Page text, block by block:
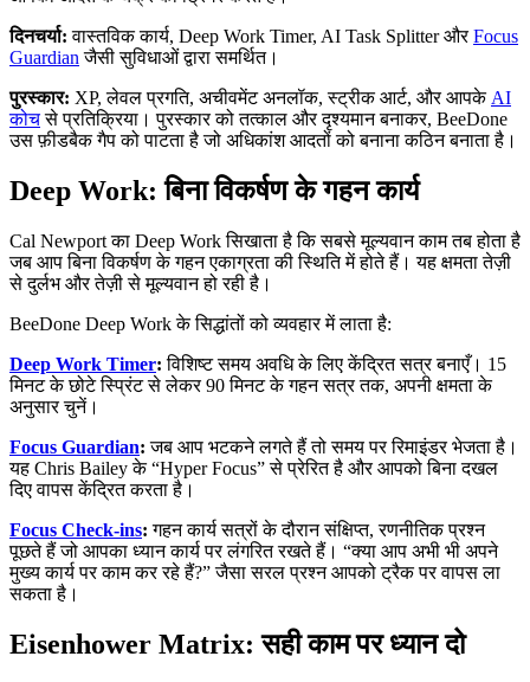
दिनचर्या: वास्तविक कार्य, Deep Work Timer, AI Task Splitter औरFocus
Guardian जैसी सुविधाओं द्वारा समर्थित।
पुरस्कार: XP, लेवल प्रगति, अचीवमेंट अनलॉक, स्ट्रीक आर्ट, और आपके AI
कोचसे प्रतिक्रिया। पुरस्कार को तत्काल और दृश्यमान बनाकर, BeeDone
उस फ़ीडबैक गैप को पाटता है जो अधिकांश आदतों को बनाना कठिन बनाता है।
Deep Work: बिना विकर्षण के गहन कार्य
Cal Newport का Deep Work सिखाता है कि सबसे मूल्यवान काम तब होता है
जब आप बिना विकर्षण के गहन एकाग्रता की स्थिति में होते हैं। यह क्षमता तेज़ी
से दुर्लभ और तेज़ी से मूल्यवान हो रही है।
BeeDone Deep Work के सिद्धांतों को व्यवहार में लाता है:
Deep Work Timer: विशिष्ट समय अवधि के लिए केंद्रित सत्र बनाएँ। 15
मिनट के छोटे स्प्रिंट से लेकर 90 मिनट के गहन सत्र तक, अपनी क्षमता के
अनुसार चुनें।
Focus Guardian: जब आप भटकने लगते हैं तो समय पर रिमाइंडर भेजता है।
यह Chris Bailey के “Hyper Focus” से प्रेरित है और आपको बिना दखल
दिए वापस केंद्रित करता है।
Focus Check-ins: गहन कार्य सत्रों के दौरान संक्षिप्त, रणनीतिक प्रश्न
पूछते हैं जो आपका ध्यान कार्य पर लंगरित रखते हैं। “क्या आप अभी भी अपने
मुख्य कार्य पर काम कर रहे हैं?” जैसा सरल प्रश्न आपको ट्रैक पर वापस ला
सकता है।
Eisenhower Matrix: सही काम पर ध्यान दो